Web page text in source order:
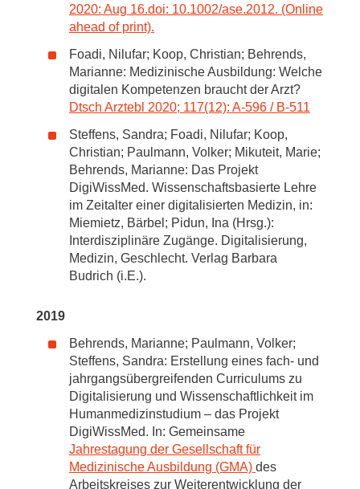
2020: Aug 16.doi: 10.1002/ase.2012. (Online
ahead of print).
Foadi, Nilufar; Koop, Christian; Behrends,
Marianne: Medizinische Ausbildung: Welche
digitalen Kompetenzen braucht der Arzt?
Dtsch Arztebl 2020; 117(12): A-596 / B-511
Steffens, Sandra; Foadi, Nilufar; Koop,
Christian; Paulmann, Volker; Mikuteit, Marie;
Behrends, Marianne: Das Projekt
DigiWissMed. Wissenschaftsbasierte Lehre
im Zeitalter einer digitalisierten Medizin, in:
Miemietz, Bärbel; Pidun, Ina (Hrsg.):
Interdisziplinäre Zugänge. Digitalisierung,
Medizin, Geschlecht. Verlag Barbara
Budrich (i.E.).
2019
Behrends, Marianne; Paulmann, Volker;
Steffens, Sandra: Erstellung eines fach- und
jahrgangsübergreifenden Curriculums zu
Digitalisierung und Wissenschaftlichkeit im
Humanmedizinstudium – das Projekt
DigiWissMed. In: Gemeinsame
Jahrestagung der Gesellschaft für
Medizinische Ausbildung (GMA) des
Arbeitskreises zur Weiterentwicklung der